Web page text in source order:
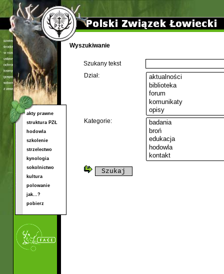
Wyszukiwanie
Szukany tekst
Dział:
Kategorie:
akty prawne
struktura PZŁ
hodowla
szkolenie
strzelectwo
kynologia
sokolnictwo
kultura
polowanie
jak...?
pobierz